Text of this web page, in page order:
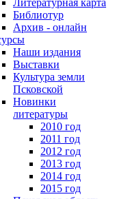
Литературная карта
Библиотур
Архив - онлайн
Наши издания
Выставки
Культура земли
Псковской
Новинки
литературы
2010 год
2011 год
2012 год
2013 год
2014 год
2015 год